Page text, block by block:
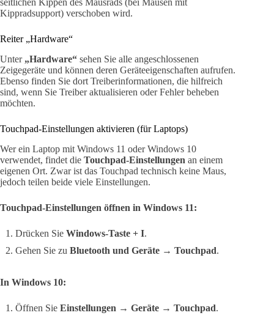
seitlichen Kippen des Mausrads (bei Mäusen mit
Kippradsupport) verschoben wird.
Reiter „Hardware“
Unter „Hardware“ sehen Sie alle angeschlossenen
Zeigegeräte und können deren Geräteeigenschaften aufrufen.
Ebenso finden Sie dort Treiberinformationen, die hilfreich
sind, wenn Sie Treiber aktualisieren oder Fehler beheben
möchten.
Touchpad-Einstellungen aktivieren (für Laptops)
Wer ein Laptop mit Windows 11 oder Windows 10
verwendet, findet die Touchpad-Einstellungen an einem
eigenen Ort. Zwar ist das Touchpad technisch keine Maus,
jedoch teilen beide viele Einstellungen.
Touchpad-Einstellungen öffnen in Windows 11:
Drücken Sie Windows-Taste + I.
Gehen Sie zu Bluetooth und Geräte → Touchpad.
In Windows 10:
Öffnen Sie Einstellungen → Geräte → Touchpad.